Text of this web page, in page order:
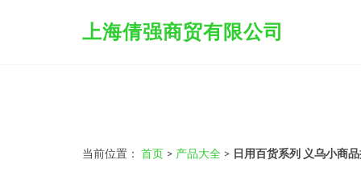
上海倩强商贸有限公司
当前位置： 首页 > 产品大全 > 日用百货系列 义乌小商